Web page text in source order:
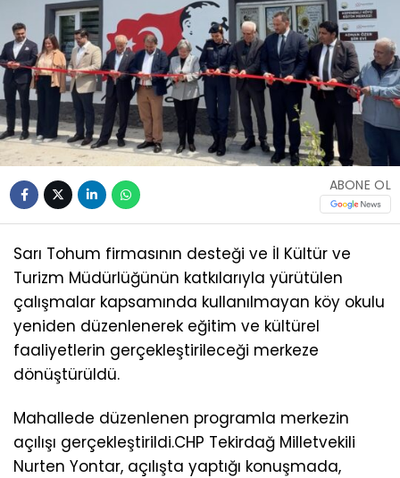
ABONE OL
Sarı Tohum firmasının desteği ve İl Kültür ve
Turizm Müdürlüğünün katkılarıyla yürütülen
çalışmalar kapsamında kullanılmayan köy okulu
yeniden düzenlenerek eğitim ve kültürel
faaliyetlerin gerçekleştirileceği merkeze
dönüştürüldü.
Mahallede düzenlenen programla merkezin
açılışı gerçekleştirildi.CHP Tekirdağ Milletvekili
Nurten Yontar, açılışta yaptığı konuşmada,